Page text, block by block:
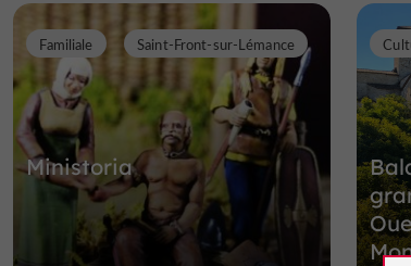
Ministoria
Familiale Saint-Front-sur-Lémance